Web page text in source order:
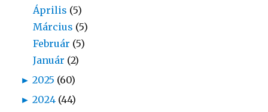
Április (5)
Március (5)
Február (5)
Január (2)
► 2025 (60)
► 2024 (44)